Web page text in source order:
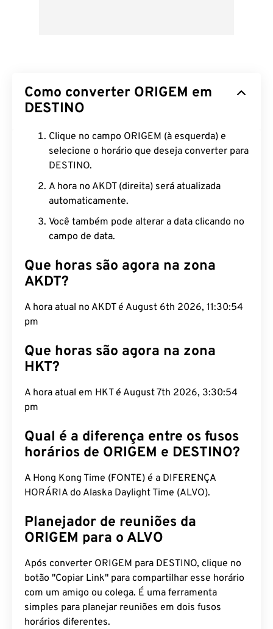
Como converter ORIGEM em
DESTINO
Clique no campo ORIGEM (à esquerda) e
selecione o horário que deseja converter para
DESTINO.
A hora no AKDT (direita) será atualizada
automaticamente.
Você também pode alterar a data clicando no
campo de data.
Que horas são agora na zona
AKDT?
A hora atual no AKDT é August 6th 2026, 11:30:55
pm
Que horas são agora na zona
HKT?
A hora atual em HKT é August 7th 2026, 3:30:55
pm
Qual é a diferença entre os fusos
horários de ORIGEM e DESTINO?
A Hong Kong Time (FONTE) é a DIFERENÇA
HORÁRIA do Alaska Daylight Time (ALVO).
Planejador de reuniões da
ORIGEM para o ALVO
Após converter ORIGEM para DESTINO, clique no
botão "Copiar Link" para compartilhar esse horário
com um amigo ou colega. É uma ferramenta
simples para planejar reuniões em dois fusos
horários diferentes.